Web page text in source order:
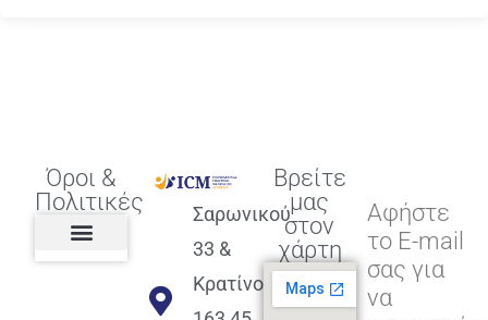
Όροι &
Πολιτικές
Σαρωνικού
33 &
Κρατίνου
Βρείτε
μας
στον
χάρτη
Αφήστε
το E-mail
σας για
να